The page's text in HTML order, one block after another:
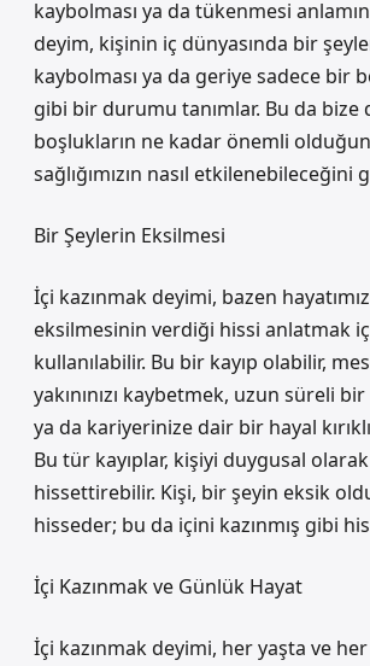
kaybolması ya da tükenmesi
deyim, kişinin iç dünyasında bir
kaybolması ya da geriye sadece bir
gibi bir durumu tanımlar. Bu da bize
boşlukların ne kadar önemli
sağlığımızın nasıl etkilenebileceğini
Bir Şeylerin Eksilmesi
İçi kazınmak deyimi, bazen
eksilmesinin verdiği hissi anlatmak
kullanılabilir. Bu bir kayıp olabilir,
yakınınızı kaybetmek, uzun süreli
ya da kariyerinize dair bir hayal
Bu tür kayıplar, kişiyi duygusal
hissettirebilir. Kişi, bir şeyin eksik
hisseder; bu da içini kazınmış gibi
İçi Kazınmak ve Günlük Hayat
İçi kazınmak deyimi, her yaşta ve